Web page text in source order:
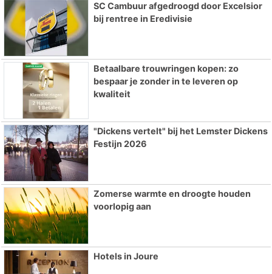
SC Cambuur afgedroogd door Excelsior
bij rentree in Eredivisie
Betaalbare trouwringen kopen: zo
bespaar je zonder in te leveren op
kwaliteit
"Dickens vertelt" bij het Lemster Dickens
Festijn 2026
Zomerse warmte en droogte houden
voorlopig aan
Hotels in Joure